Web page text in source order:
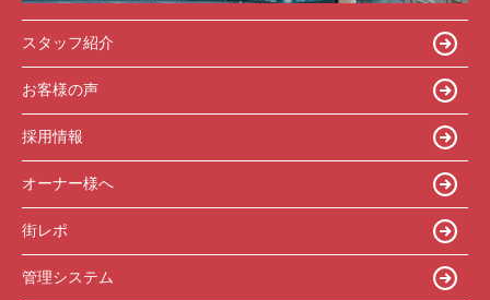
スタッフ紹介
お客様の声
採用情報
オーナー様へ
街レポ
管理システム